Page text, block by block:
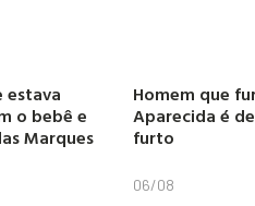
estava
o bebê e
Marques
Homem que
Aparecida é
furto
06/08